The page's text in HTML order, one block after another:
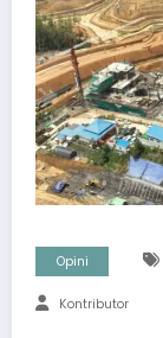
Opini
Kontributor